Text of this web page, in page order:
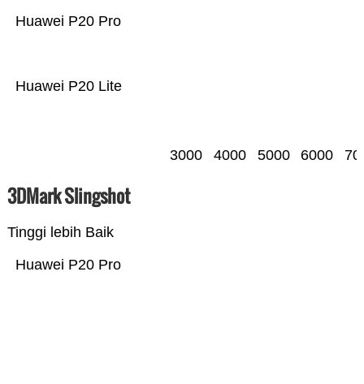
Huawei P20 Lite
Huawei P20 Pro
3000 4000 5000 6000
3DMark Slingshot
Tinggi lebih Baik
Huawei P20 Pro